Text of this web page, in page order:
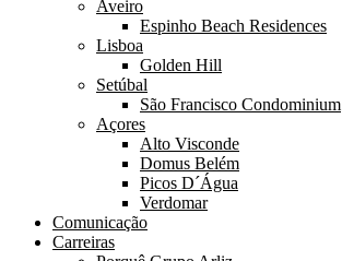
Aveiro
Espinho Beach Residences
Lisboa
Golden Hill
Setúbal
São Francisco Condominium
Açores
Alto Visconde
Domus Belém
Picos D´Água
Verdomar
Comunicação
Carreiras